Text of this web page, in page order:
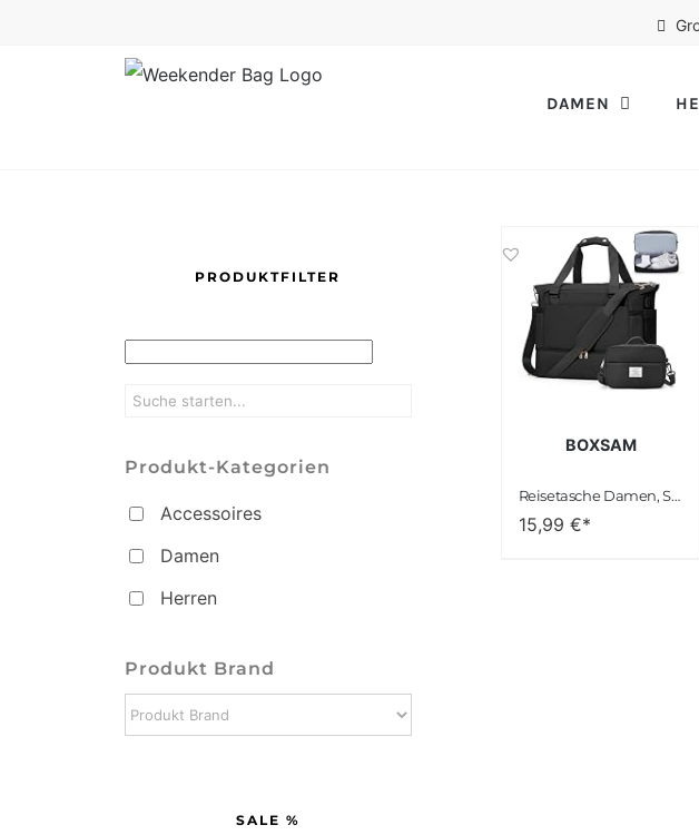
DAMEN
BOXSAM
Reisetasche Damen, Sporttasche Handgepäck Tasche Weekender Bag Mit Trolleyhülle, Wasserdicht Travel Bag Duffle Bag Fitnesstasche Trainingstasche Frauen Kliniktasche für Reise Gym
15,99 €*
PRODUKTFILTER
Produkt-Kategorien
Accessoires
Damen
Herren
Produkt Brand
SALE %